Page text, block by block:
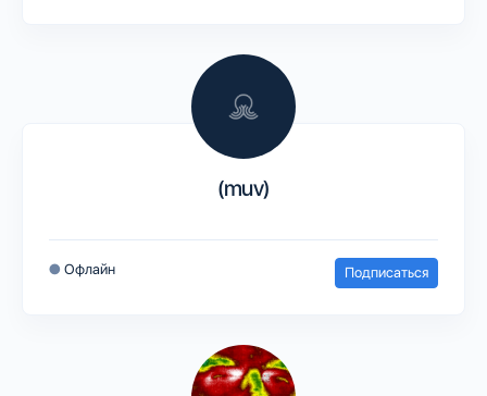
(muv)
● Офлайн Подписаться